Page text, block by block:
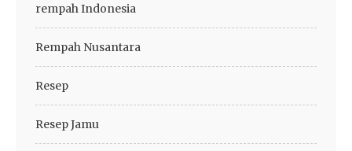
rempah Indonesia
Rempah Nusantara
Resep
Resep Jamu